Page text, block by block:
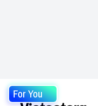
For You